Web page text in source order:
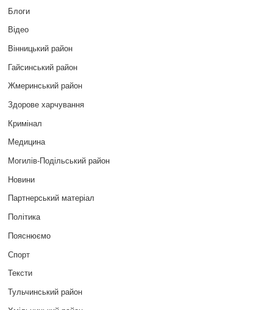
Блоги
Відео
Вінницький район
Гайсинський район
Жмеринський район
Здорове харчування
Кримінал
Медицина
Могилів-Подільський район
Новини
Партнерський матеріал
Політика
Пояснюємо
Спорт
Тексти
Тульчинський район